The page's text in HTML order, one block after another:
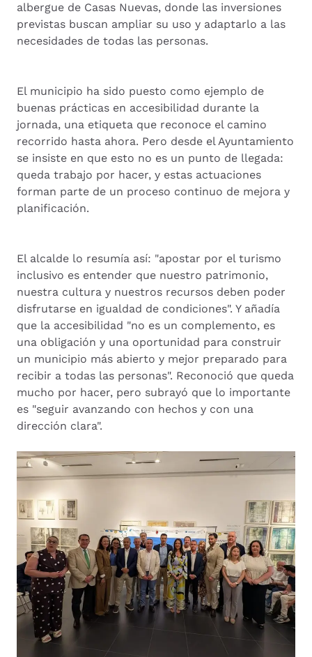
albergue de Casas Nuevas, donde las inversiones
previstas buscan ampliar su uso y adaptarlo a las
necesidades de todas las personas.
El municipio ha sido puesto como ejemplo de
buenas prácticas en accesibilidad durante la
jornada, una etiqueta que reconoce el camino
recorrido hasta ahora. Pero desde el Ayuntamiento
se insiste en que esto no es un punto de llegada:
queda trabajo por hacer, y estas actuaciones
forman parte de un proceso continuo de mejora y
planificación.
El alcalde lo resumía así: "apostar por el turismo
inclusivo es entender que nuestro patrimonio,
nuestra cultura y nuestros recursos deben poder
disfrutarse en igualdad de condiciones". Y añadía
que la accesibilidad "no es un complemento, es
una obligación y una oportunidad para construir
un municipio más abierto y mejor preparado para
recibir a todas las personas". Reconoció que queda
mucho por hacer, pero subrayó que lo importante
es "seguir avanzando con hechos y con una
dirección clara".